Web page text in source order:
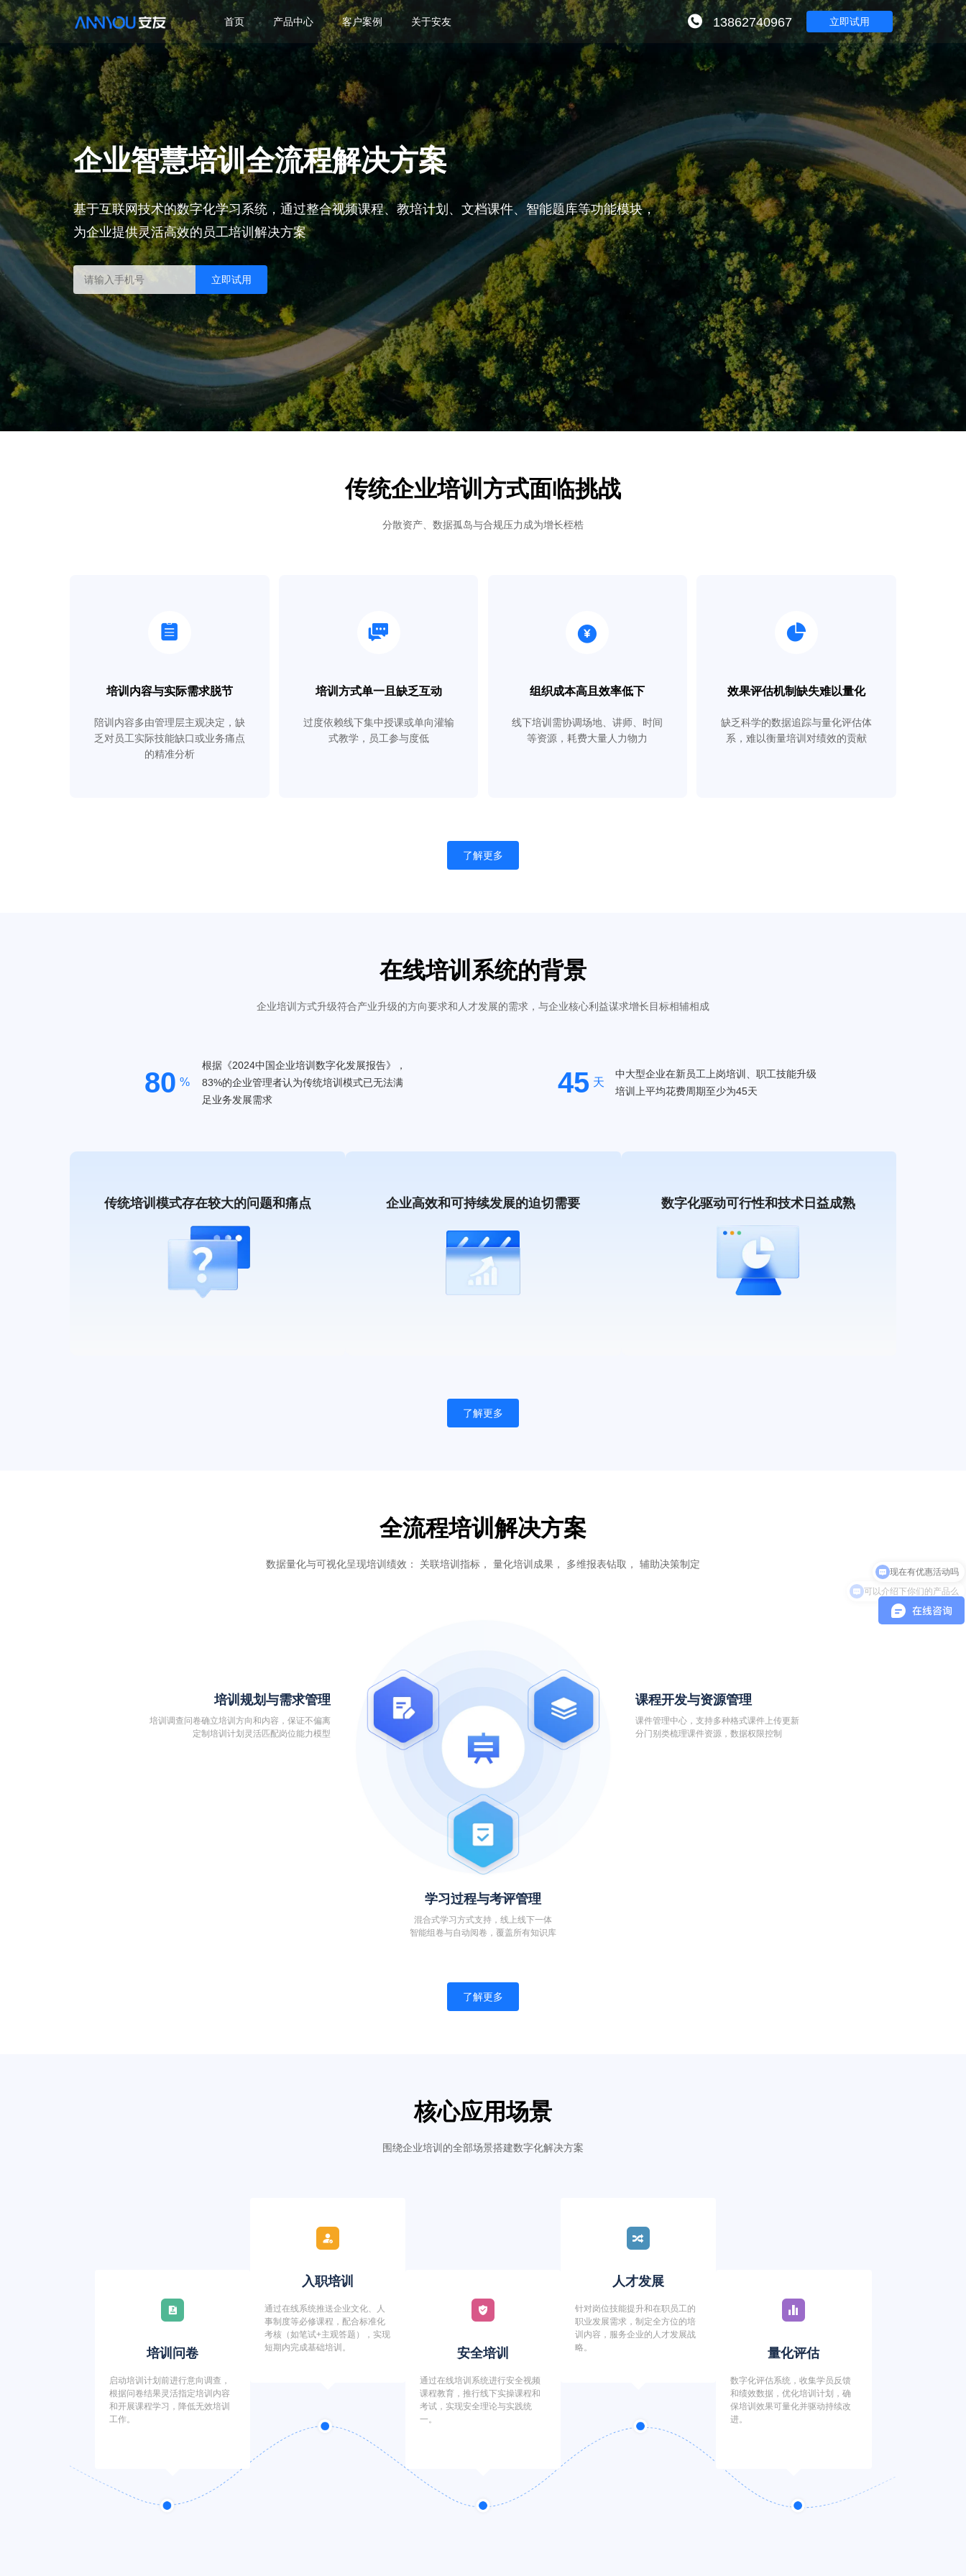
首页 产品中心 客户案例 关于安友 13862740967 立即试用
企业智慧培训全流程解决方案
基于互联网技术的数字化学习系统，通过整合视频课程、教培计划、文档课件、智能题库等功能模块，
为企业提供灵活高效的员工培训解决方案
立即试用
传统企业培训方式面临挑战
分散资产、数据孤岛与合规压力成为增长桎梏​
培训内容与实际需求脱节
陪训内容多由管理层主观决定，缺
乏对员工实际技能缺口或业务痛点
的精准分析
培训方式单一且缺乏互动
过度依赖线下集中授课或单向灌输
式教学，员工参与度低
组织成本高且效率低下
线下培训需协调场地、讲师、时间
等资源，耗费大量人力物力
效果评估机制缺失难以量化
缺乏科学的数据追踪与量化评估体
系，难以衡量培训对绩效的贡献
了解更多
在线培训系统的背景
企业培训方式升级符合产业升级的方向要求和人才发展的需求，与企业核心利益谋求增长目标相辅相成
80 %
根据《2024中国企业培训数字化发展报告》，
83%的企业管理者认为传统培训模式已无法满
足业务发展需求
45 天
中大型企业在新员工上岗培训、职工技能升级
培训上平均花费周期至少为45天
传统培训模式存在较大的问题和痛点 企业高效和可持续发展的迫切需要 数字化驱动可行性和技术日益成熟
了解更多
全流程培训解决方案
数据量化与可视化呈现培训绩效： 关联培训指标， 量化培训成果， 多维报表钻取， 辅助决策制定
培训规划与需求管理
培训调查问卷确立培训方向和内容，保证不偏离
定制培训计划灵活匹配岗位能力模型
课程开发与资源管理
课件管理中心，支持多种格式课件上传更新
分门别类梳理课件资源，数据权限控制
学习过程与考评管理
混合式学习方式支持，线上线下一体
智能组卷与自动阅卷，覆盖所有知识库
了解更多
核心应用场景
围绕企业培训的全部场景搭建数字化解决方案
培训问卷
启动培训计划前进行意向调查，
根据问卷结果灵活指定培训内容
和开展课程学习，降低无效培训
工作。
入职培训​
通过在线系统推送企业文化、人
事制度等必修课程，配合标准化
考核（如笔试+主观答题），实现
短期内完成基础培训。
​安全培训​
通过在线培训系统进行安全视频
课程教育，推行线下实操课程和
考试，实现安全理论与实践统
一。
人才发展​
针对岗位技能提升和在职员工的
职业发展需求，制定全方位的培
训内容，服务企业的人才发展战
略。
量化评估
数字化评估系统，收集学员反馈
和绩效数据，优化培训计划，确
保培训效果可量化并驱动持续改
进。
可以介绍下你们的产品么